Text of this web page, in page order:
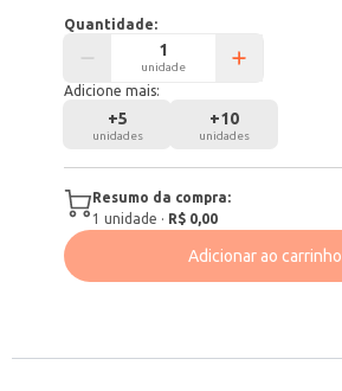
Quantidade:
unidade
Adicione mais:
+5
unidades
+10
unidades
Resumo da compra:
1 unidade · R$ 0,00
Adicionar ao carrinho